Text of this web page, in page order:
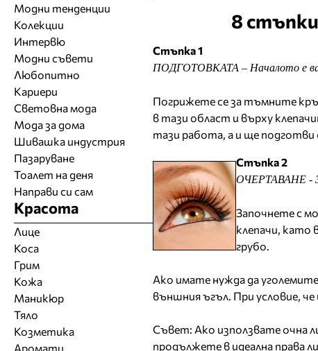
8
Стъпка 1
ПОДГОТОВКАТА – Началото е
Погрижете се за тъмните
в тази област и върху
тази работа, а и ще подготви
Стъпка 2
ОЧЕРТАВАНЕ -
Започнете с
клепачи, като
грубо.
Ако имате нужда да
външния ъгъл. При условие,
Съвет: Ако използвате очна
продължете в идеална права
Модни тенденции
Колекции
Интервю
Модни съвети
Любопитно
Кариери
Световна мода
Мода за дома
Шивашка индустрия
Пазаруване
Тоалет на деня
Направи си сам
Красота
Лице
Коса
Грим
Кожа
Маникюр
Тяло
Козметика
Аромати